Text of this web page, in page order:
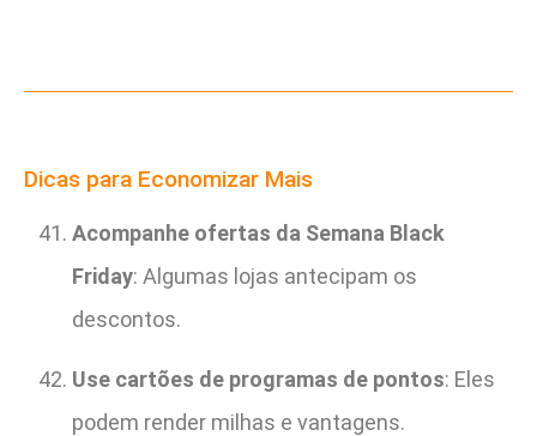
Dicas para Economizar Mais
Acompanhe ofertas da Semana Black
Friday: Algumas lojas antecipam os
descontos.
Use cartões de programas de pontos: Eles
podem render milhas e vantagens.